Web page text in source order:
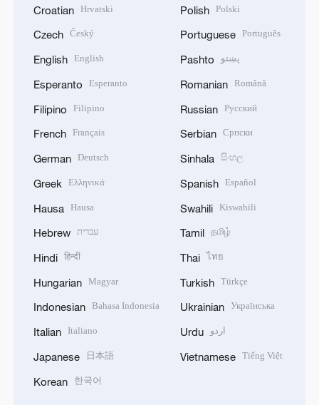
Croatian Hrvatski
Czech Český
English English
Esperanto Esperanto
Filipino Filipino
French Français
German Deutsch
Greek Ελληνικά
Hausa Hausa
Hebrew עברית
Hindi हिन्दी
Hungarian Magyar
Indonesian Bahasa Indonesia
Italian Italiano
Japanese 日本語
Korean 한국어
Polish Polski
Portuguese Português
Pashto پښتو
Romanian Română
Russian Русский
Serbian Српски
Sinhala සිංහල
Spanish Español
Swahili Kiswahili
Tamil தமிழ்
Thai ไทย
Turkish Türkçe
Ukrainian Українська
Urdu اردو
Vietnamese Tiếng Việt